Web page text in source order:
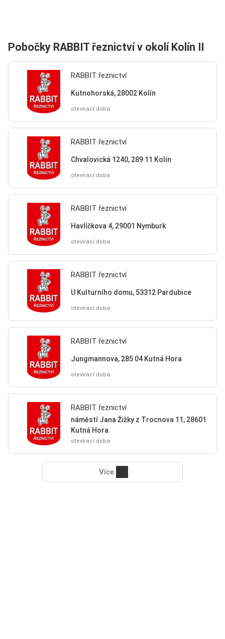
Pobočky RABBIT řeznictví v okolí Kolín II
RABBIT řeznictví
Kutnohorská, 28002 Kolín
otevírací doba
RABBIT řeznictví
Chvalovická 1240, 289 11 Kolín
otevírací doba
RABBIT řeznictví
Havlíčkova 4, 29001 Nymburk
otevírací doba
RABBIT řeznictví
U Kulturního domu, 53312 Pardubice
otevírací doba
RABBIT řeznictví
Jungmannova, 285 04 Kutná Hora
otevírací doba
RABBIT řeznictví
náměstí Jana Žižky z Trocnova 11, 28601
Kutná Hora
otevírací doba
Více